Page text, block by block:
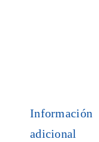
Información
adicional